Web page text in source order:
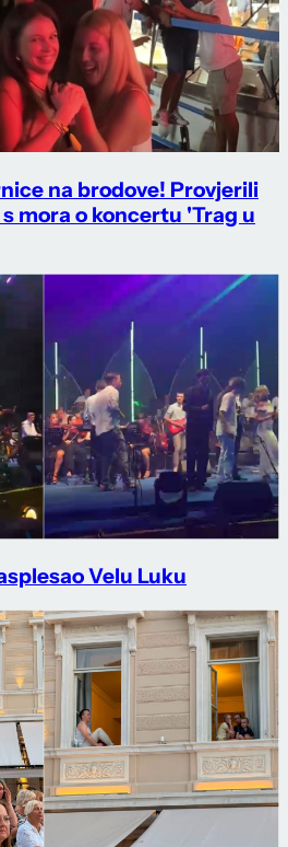
na brodove! Provjerili
mora o koncertu 'Trag u
Velu Luku